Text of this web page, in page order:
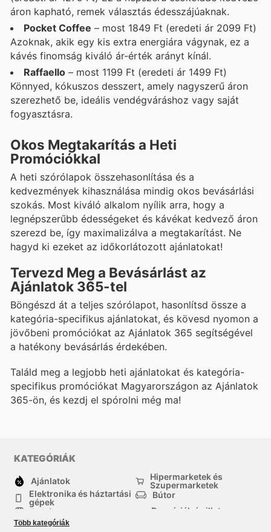
áron kapható, remek választás édesszájúaknak.
Pocket Coffee – most 1849 Ft (eredeti ár 2099 Ft)
Azoknak, akik egy kis extra energiára vágynak, ez a
kávés finomság kiváló ár-érték arányt kínál.
Raffaello – most 1199 Ft (eredeti ár 1499 Ft)
Könnyed, kókuszos desszert, amely nagyszerű áron
szerezhető be, ideális vendégváráshoz vagy saját
fogyasztásra.
Okos Megtakarítás a Heti
Promóciókkal
A heti szórólapok összehasonlítása és a
kedvezmények kihasználása mindig okos bevásárlási
szokás. Most kiváló alkalom nyílik arra, hogy a
legnépszerűbb édességeket és kávékat kedvező áron
szerezd be, így maximalizálva a megtakarítást. Ne
hagyd ki ezeket az időkorlátozott ajánlatokat!
Tervezd Meg a Bevásárlást az
Ajánlatok 365-tel
Böngészd át a teljes szórólapot, hasonlítsd össze a
kategória-specifikus ajánlatokat, és kövesd nyomon a
jövőbeni promóciókat az Ajánlatok 365 segítségével
a hatékony bevásárlás érdekében.
Találd meg a legjobb heti ajánlatokat és kategória-
specifikus promóciókat Magyarországon az Ajánlatok
365-ön, és kezdj el spórolni még ma!
KATEGÓRIÁK
Ajánlatok
Hipermarketek és
Szupermarketek
Elektronika és háztartási
gépek
Bútor
Ruházat
Drogériák és illatszer-
háztartási cikkek
Több kategóriák